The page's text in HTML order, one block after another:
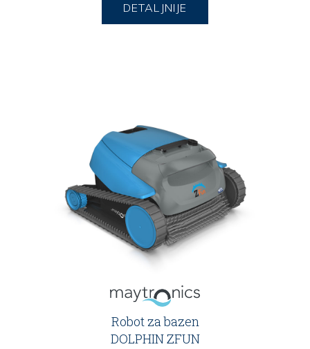
DETALJNIJE
Robot za bazen
DOLPHIN ZFUN